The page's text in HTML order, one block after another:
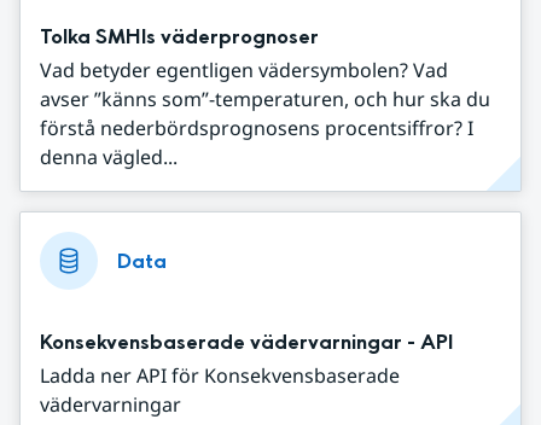
Tolka SMHIs väderprognoser
Vad betyder egentligen vädersymbolen? Vad
avser ”känns som”-temperaturen, och hur ska du
förstå nederbördsprognosens procentsiffror? I
denna vägled...
Data
Konsekvensbaserade vädervarningar - API
Ladda ner API för Konsekvensbaserade
vädervarningar